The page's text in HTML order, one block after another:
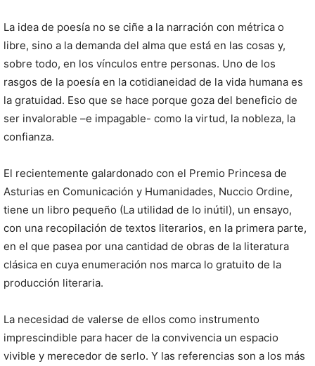
La idea de poesía no se ciñe a la narración con métrica o
libre, sino a la demanda del alma que está en las cosas y,
sobre todo, en los vínculos entre personas. Uno de los
rasgos de la poesía en la cotidianeidad de la vida humana es
la gratuidad. Eso que se hace porque goza del beneficio de
ser invalorable –e impagable- como la virtud, la nobleza, la
confianza.
El recientemente galardonado con el Premio Princesa de
Asturias en Comunicación y Humanidades, Nuccio Ordine,
tiene un libro pequeño (La utilidad de lo inútil), un ensayo,
con una recopilación de textos literarios, en la primera parte,
en el que pasea por una cantidad de obras de la literatura
clásica en cuya enumeración nos marca lo gratuito de la
producción literaria.
La necesidad de valerse de ellos como instrumento
imprescindible para hacer de la convivencia un espacio
vivible y merecedor de serlo. Y las referencias son a los más